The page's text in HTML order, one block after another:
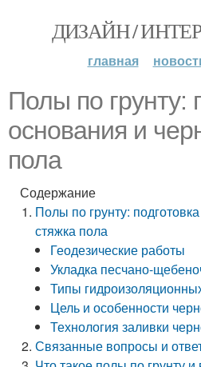
ДИЗАЙН /
главная
Полы по грунту:
основания и
пола
Содержание
Полы по грунту:
стяжка пола
Геодезические работы
Укладка песчано-
Типы
Цель и особенности
Технология заливки
Связанные вопросы и